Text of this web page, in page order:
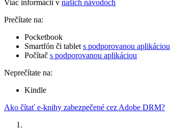
Viac informácií v našich návodoch
Prečítate na:
Pocketbook
Smartfón či tablet s podporovanou aplikáciou
Počítač s podporovanou aplikáciou
Neprečítate na:
Kindle
Ako čítať e-knihy zabezpečené cez Adobe DRM?